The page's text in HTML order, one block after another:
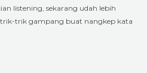
listening, sekarang udah lebih
trik gampang buat nangkep kata